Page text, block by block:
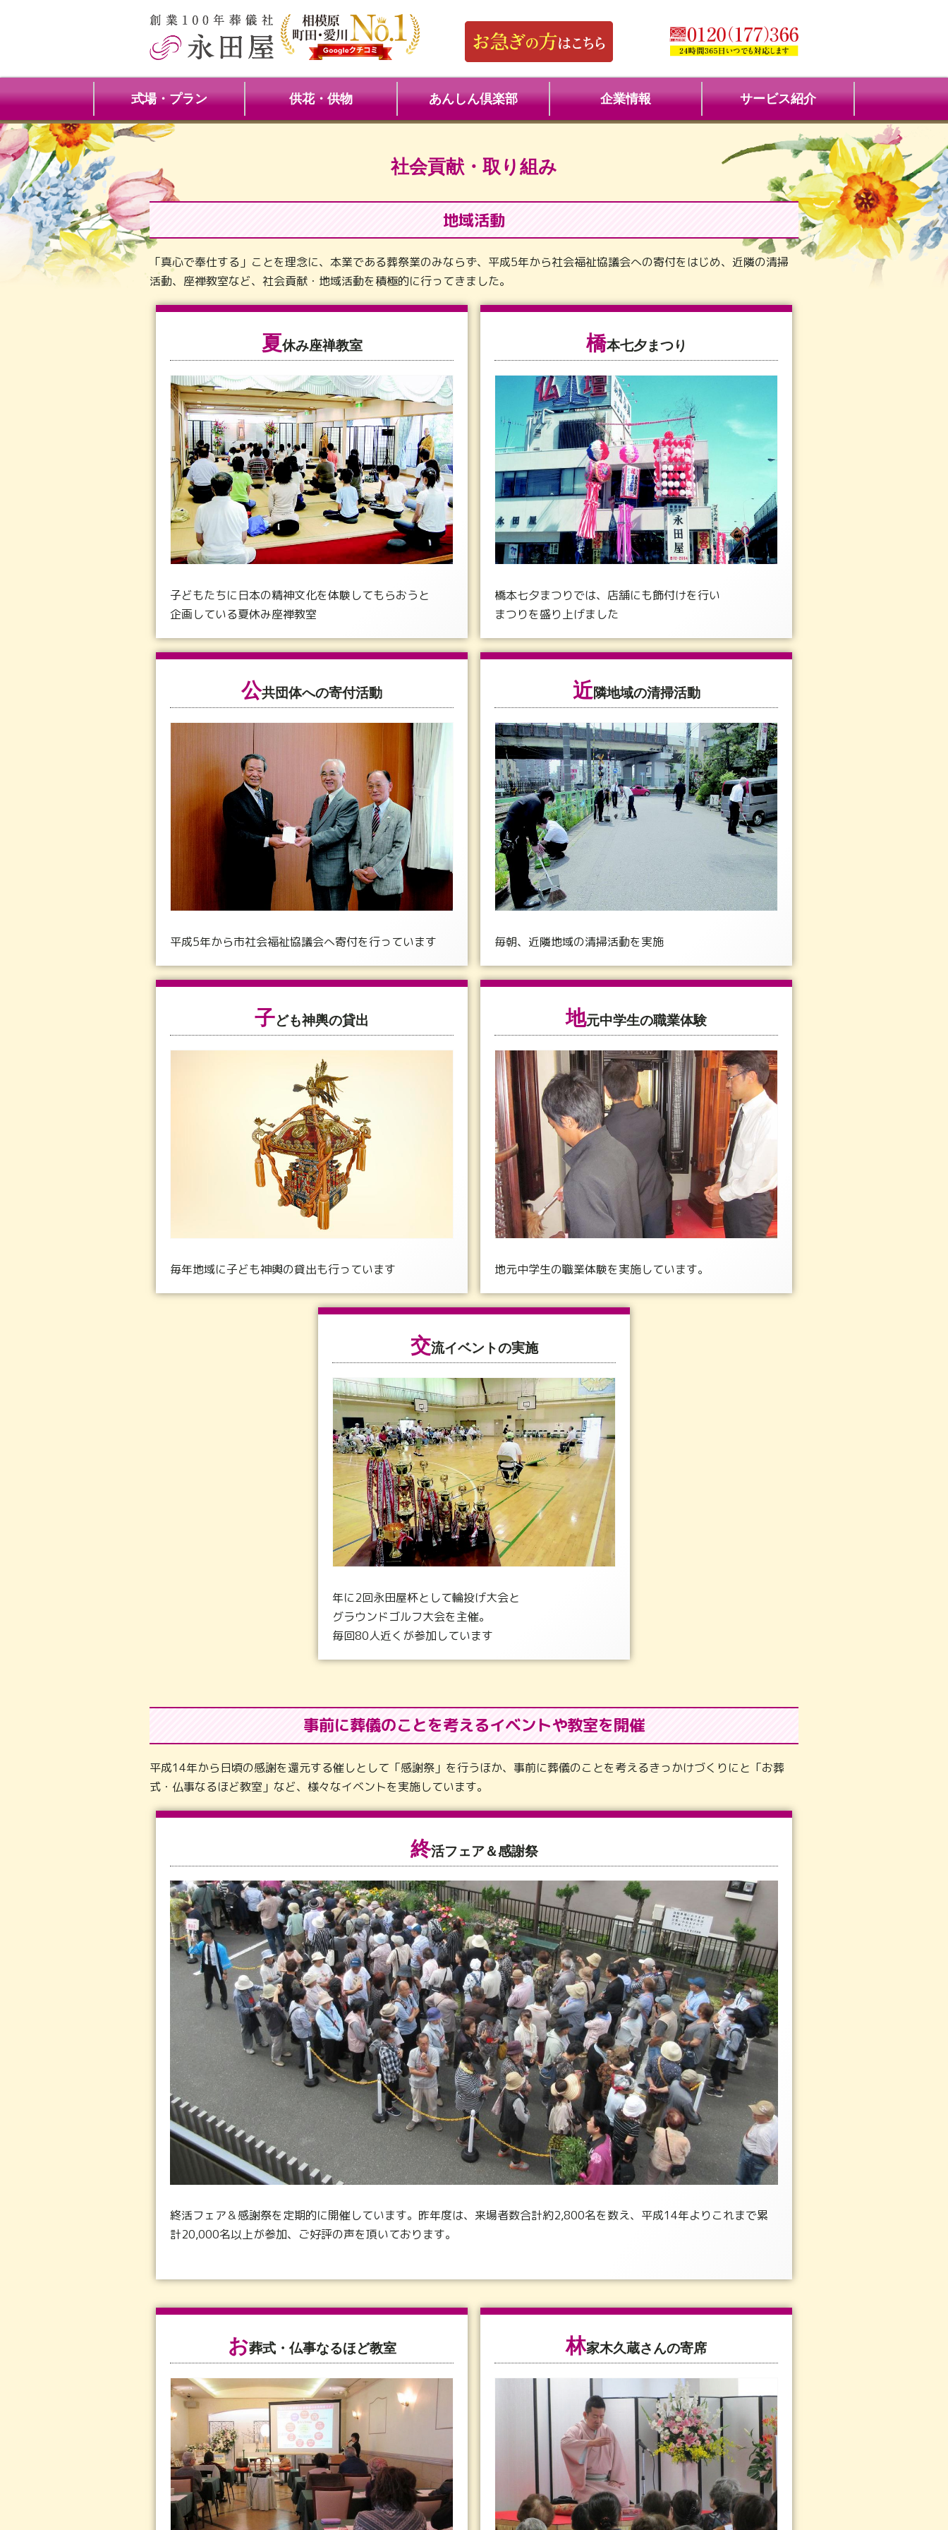
式場・プラン 供花・供物 あんしん倶楽部 企業情報 サービス紹介
社会貢献・取り組み
地域活動
「真心で奉仕する」ことを理念に、本業である葬祭業のみならず、平成5年から社会福祉協議会への寄付をはじめ、近隣の清掃
活動、座禅教室など、社会貢献・地域活動を積極的に行ってきました。
夏休み座禅教室
子どもたちに日本の精神文化を体験してもらおうと
企画している夏休み座禅教室
橋本七夕まつり
橋本七夕まつりでは、店舗にも飾付けを行い
まつりを盛り上げました
公共団体への寄付活動
平成5年から市社会福祉協議会へ寄付を行っています
近隣地域の清掃活動
毎朝、近隣地域の清掃活動を実施
子ども神輿の貸出
毎年地域に子ども神輿の貸出も行っています
地元中学生の職業体験
地元中学生の職業体験を実施しています。
交流イベントの実施
年に2回永田屋杯として輪投げ大会と
グラウンドゴルフ大会を主催。
毎回80人近くが参加しています
事前に葬儀のことを考えるイベントや教室を開催
平成14年から日頃の感謝を還元する催しとして「感謝祭」を行うほか、事前に葬儀のことを考えるきっかけづくりにと「お葬
式・仏事なるほど教室」など、様々なイベントを実施しています。
終活フェア＆感謝祭
終活フェア＆感謝祭を定期的に開催しています。昨年度は、来場者数合計約2,800名を数え、平成14年よりこれまで累
計20,000名以上が参加、ご好評の声を頂いております。
お葬式・仏事なるほど教室 林家木久蔵さんの寄席